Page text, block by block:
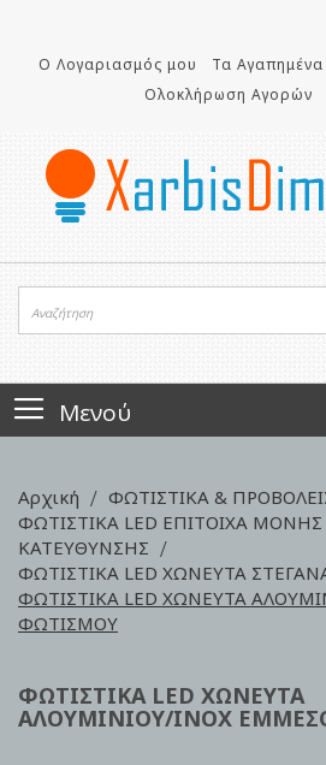
Ο Λογαριασμός μου Τα
Ολοκλήρωση Αγορών
Μενού
Αρχική
ΦΩΤΙΣΤΙΚΑ &
ΦΩΤΙΣΤΙΚA LED ΕΠΙΤΟΙΧΑ
ΚΑΤΕΥΘΥΝΣΗΣ
ΦΩΤΙΣΤΙΚΑ LED ΧΩΝΕΥΤΑ
ΦΩΤΙΣΤΙΚΑ LED ΧΩΝΕΥΤΑ
ΦΩΤΙΣΜΟΥ
ΦΩΤΙΣΤΙΚΑ LED ΧΩΝΕΥΤΑ
ΑΛΟΥΜΙΝΙΟΥ/INOX